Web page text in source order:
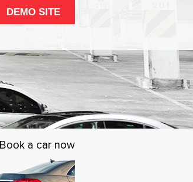
DEMO SITE
Book a car now